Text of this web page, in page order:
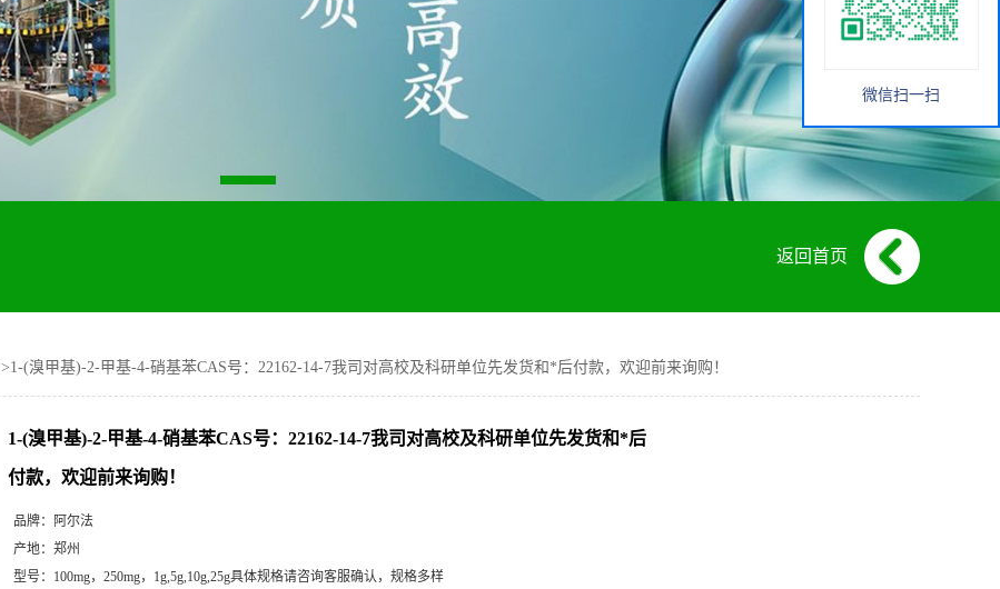
返回首页
>1-(溴甲基)-2-甲基-4-硝基苯CAS号：22162-14-7我司对高校及科研单位先发货和*后付款，欢迎前来询购！
1-(溴甲基)-2-甲基-4-硝基苯CAS号：22162-14-7我司对高校及科研单位先发货和*后
付款，欢迎前来询购！
品牌：
阿尔法
产地： 郑州
型号： 100mg，250mg，1g,5g,10g,25g具体规格请咨询客服确认，规格多样
微信扫一扫